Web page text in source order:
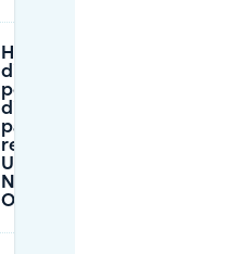
Ho bisogno
di un
permesso
di
parcheggio
residente a
Utrecht
Noord-
Oost?